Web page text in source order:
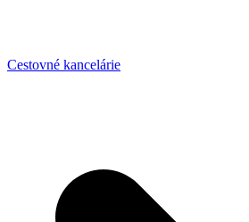
Cestovné kancelárie